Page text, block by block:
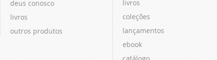
deus conosco
livros
outros produtos
livros
coleções
lançamentos
ebook